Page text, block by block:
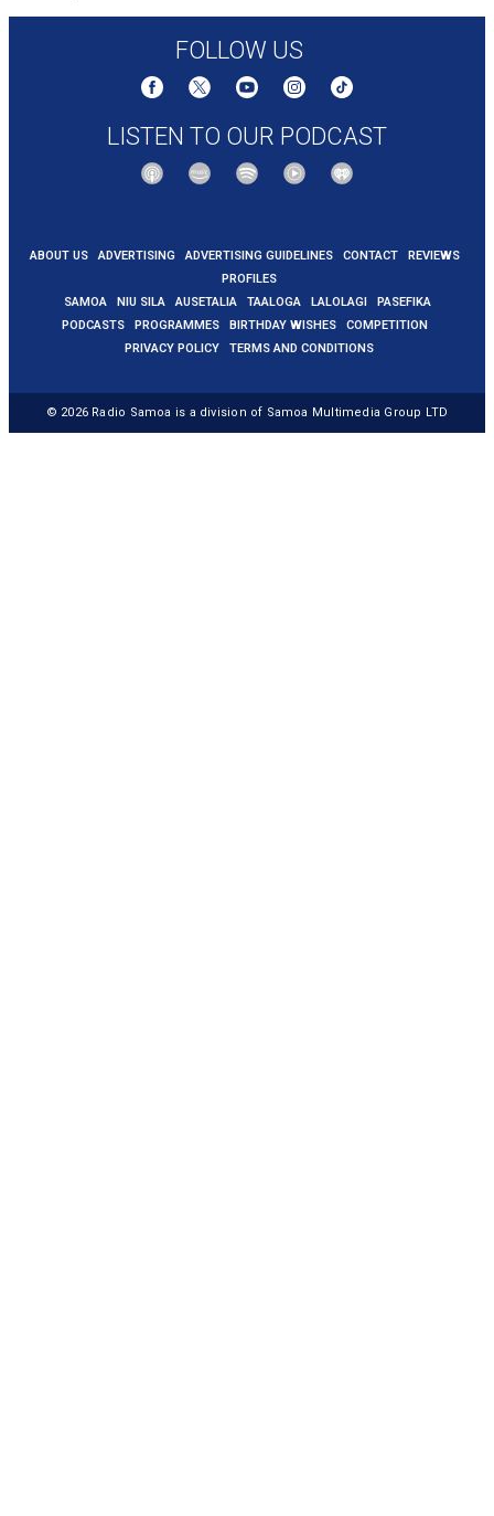
FOLLOW US
LISTEN TO OUR PODCAST
ABOUT US ADVERTISING ADVERTISING GUIDELINES CONTACT
REVIEWS
PROFILES
SAMOA
NIU SILA AUSETALIA TAALOGA LALOLAGI
PASEFIKA
PODCASTS
PROGRAMMES BIRTHDAY WISHES
COMPETITION
PRIVACY POLICY
TERMS AND CONDITIONS
© 2026 Radio Samoa is a division of Samoa Multimedia Group LTD